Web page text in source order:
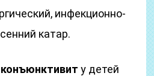
инфекционно-
катар.
у детей